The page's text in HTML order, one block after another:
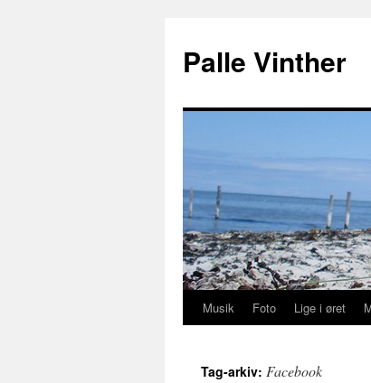
indhold
Palle Vinther
Musik Foto Lige i øret
Tag-arkiv: Facebook